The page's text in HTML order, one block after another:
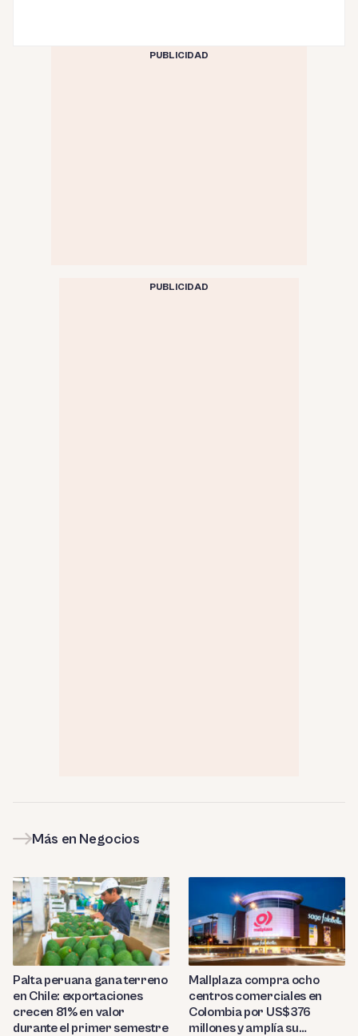
PUBLICIDAD
PUBLICIDAD
Más en Negocios
Palta peruana gana terreno
en Chile: exportaciones
crecen 81% en valor
durante el primer semestre
Mallplaza compra ocho
centros comerciales en
Colombia por US$376
millones y amplía su